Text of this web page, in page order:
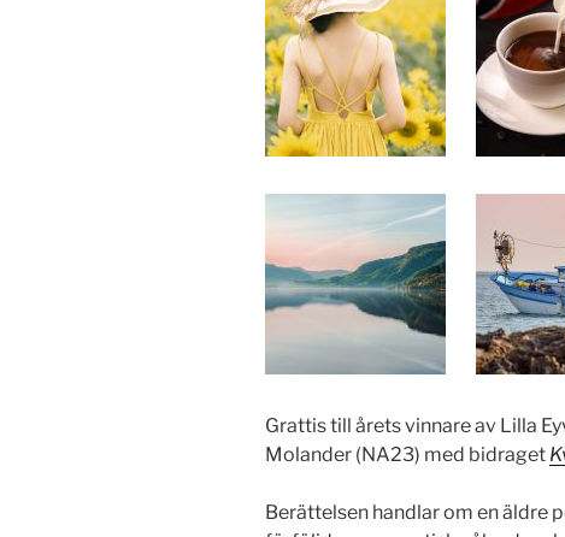
Grattis till årets vinnare av Lilla
Molander (NA23) med bidraget
Berättelsen handlar om en äldre